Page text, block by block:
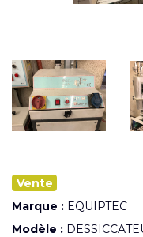
Vente
Marque : EQUIPTEC
Modèle :